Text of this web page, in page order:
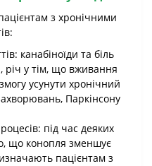
з хронічними
канабіноїди та біль
річ у тім, що вживання
усунути хронічний
Паркінсону
під час деяких
що конопля зменшує
пацієнтам з